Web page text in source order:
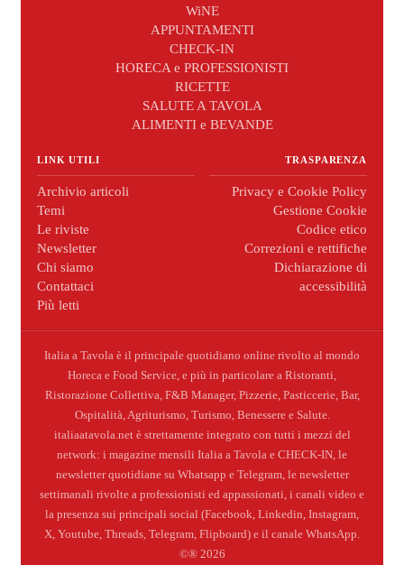
WiNE
APPUNTAMENTI
CHECK-IN
HORECA e PROFESSIONISTI
RICETTE
SALUTE A TAVOLA
ALIMENTI e BEVANDE
LINK UTILI
Archivio articoli
Temi
Le riviste
Newsletter
Chi siamo
Contattaci
Più letti
TRASPARENZA
Privacy e Cookie Policy
Gestione Cookie
Codice etico
Correzioni e rettifiche
Dichiarazione di
accessibilità
Italia a Tavola è il principale quotidiano online rivolto al mondo
Horeca e Food Service, e più in particolare a Ristoranti,
Ristorazione Collettiva, F&B Manager, Pizzerie, Pasticcerie, Bar,
Ospitalità, Agriturismo, Turismo, Benessere e Salute.
italiaatavola.net è strettamente integrato con tutti i mezzi del
network: i magazine mensili Italia a Tavola e CHECK-IN, le
newsletter quotidiane su Whatsapp e Telegram, le newsletter
settimanali rivolte a professionisti ed appassionati, i canali video e
la presenza sui principali social (Facebook, Linkedin, Instagram,
X, Youtube, Threads, Telegram, Flipboard) e il canale WhatsApp.
©® 2026